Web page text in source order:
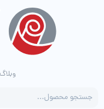
وبلاگ
search